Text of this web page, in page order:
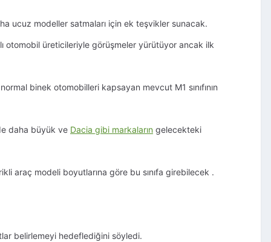
ucuz modeller satmaları için ek teşvikler sunacak.
otomobil üreticileriyle görüşmeler yürütüyor ancak ilk
binek otomobilleri kapsayan mevcut M1 sınıfının
daha büyük ve Dacia gibi markaların gelecekteki
araç modeli boyutlarına göre bu sınıfa girebilecek .
belirlemeyi hedeflediğini söyledi.